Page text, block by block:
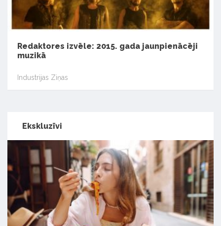
Redaktores izvēle: 2015. gada jaunpienācēji
muzikā
Industrijas Ziņas
Ekskluzīvi